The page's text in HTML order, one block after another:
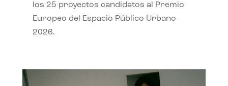
los 25 proyectos candidatos al Premio
Europeo del Espacio Público Urbano
2026.